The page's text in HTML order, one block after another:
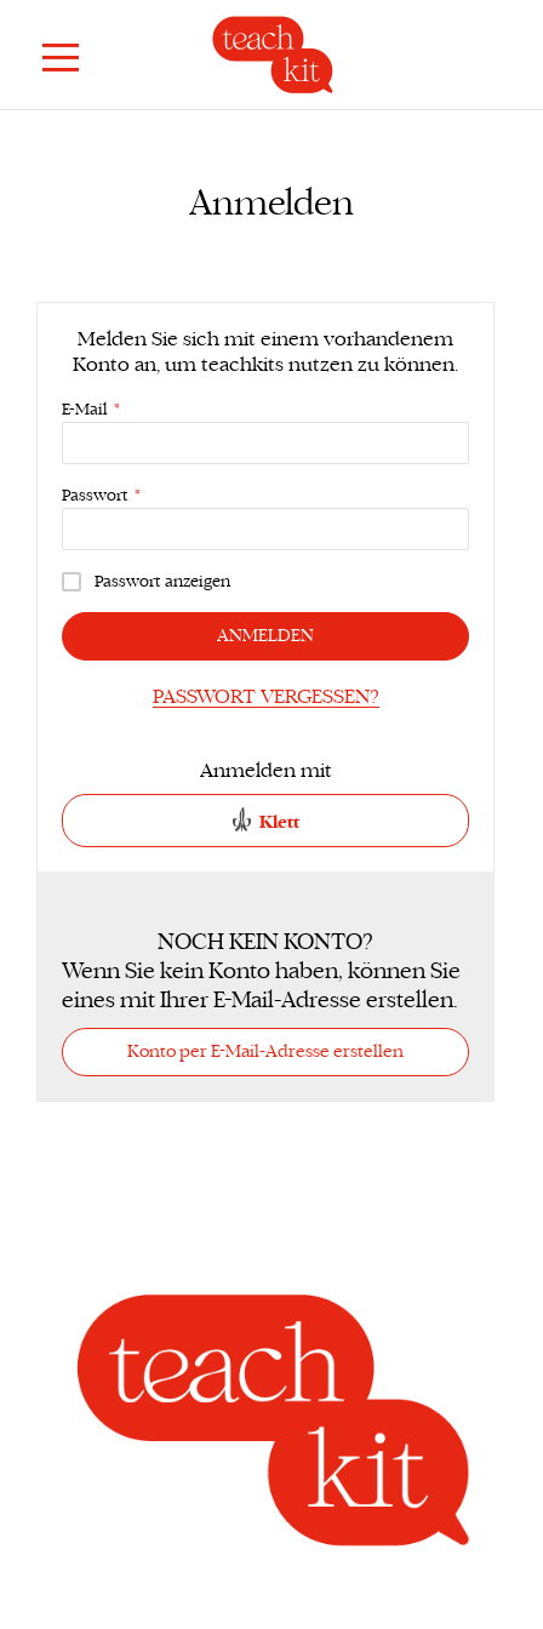
Anmelden
Melden Sie sich mit einem vorhandenem
Konto an, um teachkits nutzen zu können.
E-Mail
Passwort
Passwort anzeigen
ANMELDEN
PASSWORT VERGESSEN?
Anmelden mit
Klett
NOCH KEIN KONTO?
Wenn Sie kein Konto haben, können Sie
eines mit Ihrer E-Mail-Adresse erstellen.
Konto per E-Mail-Adresse erstellen